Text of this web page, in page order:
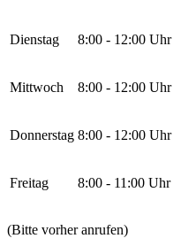
Dienstag 8:00 - 12:00 Uhr
Mittwoch 8:00 - 12:00 Uhr
Donnerstag 8:00 - 12:00 Uhr
Freitag 8:00 - 11:00 Uhr
(Bitte vorher anrufen)